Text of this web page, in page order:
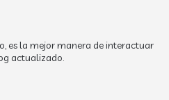
es la mejor manera de interactuar
actualizado.